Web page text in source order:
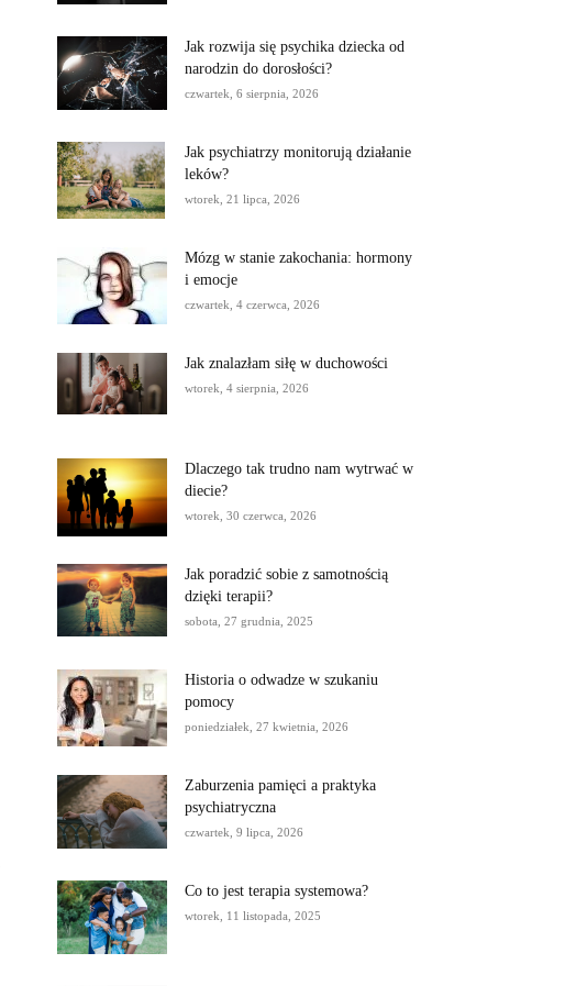
Jak rozwija się psychika dziecka od
narodzin do dorosłości?
czwartek, 6 sierpnia, 2026
Jak psychiatrzy monitorują działanie
leków?
wtorek, 21 lipca, 2026
Mózg w stanie zakochania: hormony
i emocje
czwartek, 4 czerwca, 2026
Jak znalazłam siłę w duchowości
wtorek, 4 sierpnia, 2026
Dlaczego tak trudno nam wytrwać w
diecie?
wtorek, 30 czerwca, 2026
Jak poradzić sobie z samotnością
dzięki terapii?
sobota, 27 grudnia, 2025
Historia o odwadze w szukaniu
pomocy
poniedziałek, 27 kwietnia, 2026
Zaburzenia pamięci a praktyka
psychiatryczna
czwartek, 9 lipca, 2026
Co to jest terapia systemowa?
wtorek, 11 listopada, 2025